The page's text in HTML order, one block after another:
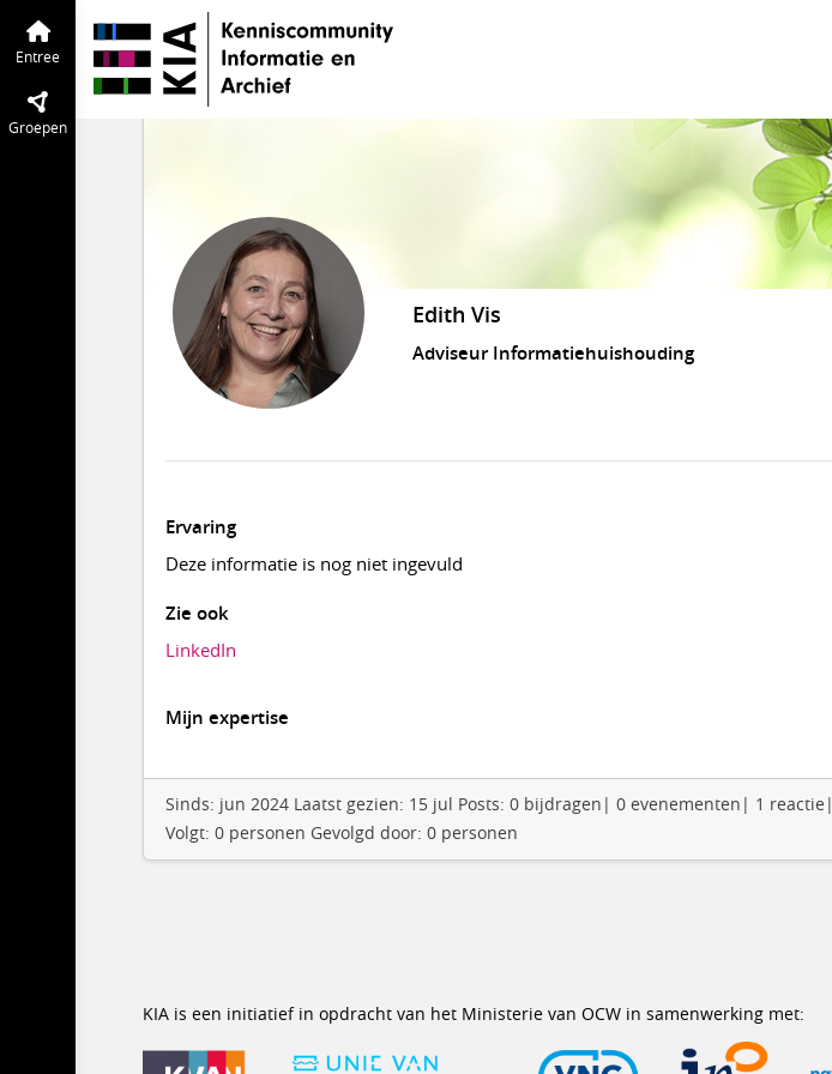
Entree
Groepen
Edith Vis
Adviseur Informatiehuishouding
Ervaring
Deze informatie is nog niet ingevuld
Zie ook
LinkedIn
Mijn expertise
Sinds: jun 2024 Laatst gezien: 15 jul Posts: 0 bijdragen| 0 evenementen| 1
Volgt: 0 personen Gevolgd door: 0 personen
KIA is een initiatief in opdracht van het Ministerie van OCW in samenwerking met: